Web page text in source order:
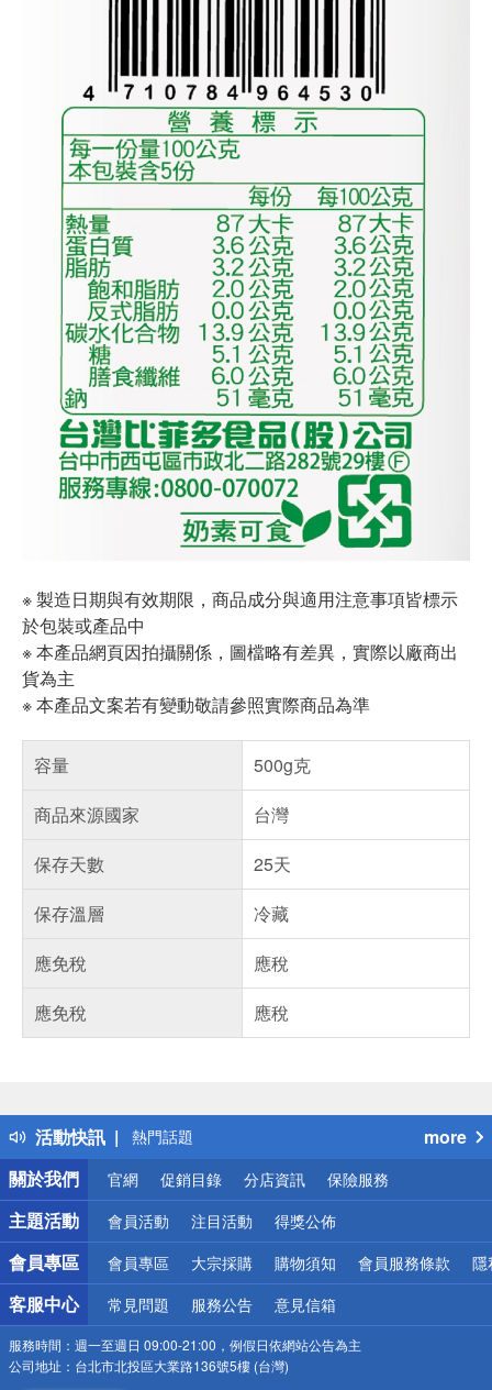
※ 製造日期與有效期限，商品成分與適用注意事項皆標示
於包裝或產品中
※ 本產品網頁因拍攝關係，圖檔略有差異，實際以廠商出
貨為主
※ 本產品文案若有變動敬請參照實際商品為準
容量
500g克
商品來源國家
台灣
保存天數
25天
保存溫層
冷藏
應免稅
應稅
應免稅
應稅
活動快訊
得獎公告
熱門話題
銀行優惠
偏遠地區配送
詐騙網頁！請小心！
more
關於我們
官網 促銷目錄 分店資訊 保險服務
主題活動 會員活動 注目活動 得獎公佈
會員專區 會員專區 大宗採購 購物須知 會員服務條款 隱
客服中心 常見問題 服務公告 意見信箱
服務時間： 週一至週日 09:00-21:00，例假日依網站公告為主
公司地址： 台北市北投區大業路136號5樓 (台灣)